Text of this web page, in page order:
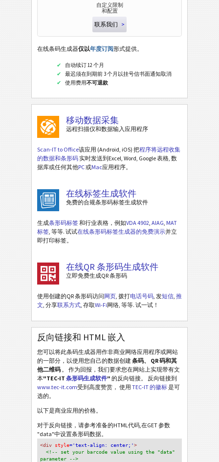
自定义限制
和配置
联系我们 >
在线条码生成器仅以年度订阅形式提供。
自动续订 12 个月
最迟须在到期前 3 个月以挂号信书面通知取消
使用费用不可退款
移动数据采集
远程扫描仪和数据输入应用程序
Scan-IT to Office该应用 (Android, iOS) 把程序将远程收集
的数据和条形码实时发送到Excel, Word, Google 表格, 数
据库或任何其他PC或Mac应用程序。
在线标签生成软件
免费的合规条形码标签生成软件
生成条形码标签和行业表格，例如VDA 4902 AIAG MAT
标签 , 等等. 试试在线条形码标签生成器的免费演示并立
即打印标签。
在线QR 条形码生成软件
立即免费生成QR 条形码
使用创建的QR 条形码访问网页 , 拨打电话号码 , 发短信 推
文 , 分享联系方式 , 存取Wi-Fi网络, 等等. 试一试！
反向链接和 HTML 嵌入
您可以将此条码生成器用作非商业网络应用程序或网站
的一部分，以使用您自己的数据创建条码、 QR 码和其
他二维码 。 作为回报，我们要求您在网站上实现带有文
本"TEC-IT 条形码生成软件" 的反向链接。 反向链接到
www.tec-it.com受到高度赞赏， 使用 TEC-IT 的徽标是可
选的。
以下是商业应用的价格。
对于反向链接，请参考准备的HTML代码,在GET 参数
"data"中设置条形码数据。
<div style='text-align: center;'>
<!-- set your barcode value using the "data"
parameter -->